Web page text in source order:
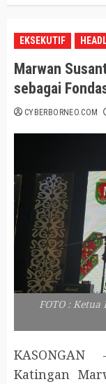
EKSEKUTIF
Marwan
sebagai
CYBERBORNEO.COM
FOTO :
Katingan